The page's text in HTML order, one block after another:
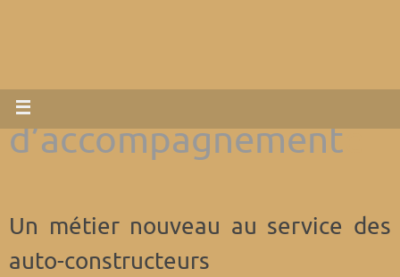
La mission
d’accompagnemente
Un métier nouveau au service des
auto-constructeurs